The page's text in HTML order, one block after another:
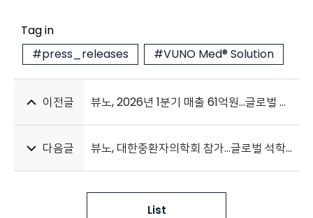
Tag in
#press_releases
#VUNO Med® Solution
이전글 뷰노, 2026년 1분기 매출 61억원…글로벌 사업 지속 추진
다음글 뷰노, 대한중환자의학회 참가…글로벌 석학과 ‘AI 기반 환자안전’ 조망
List